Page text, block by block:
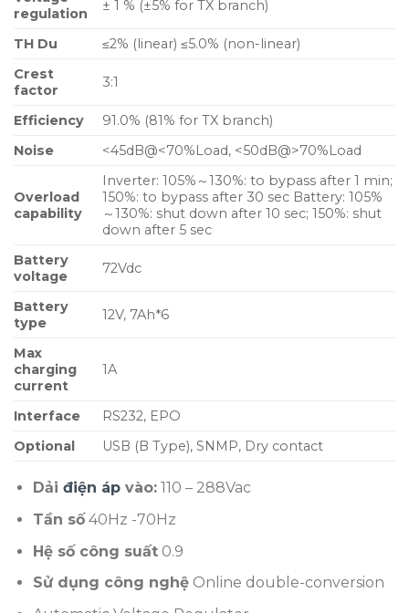
regulation
± 1 % (±5% for TX branch)
TH Du
≤2% (linear) ≤5.0% (non-linear)
Crest
factor
3:1
Efficiency
91.0% (81% for TX branch)
Noise
<45dB@<70%Load, <50dB@>70%Load
Overload
capability
Inverter: 105%～130%: to bypass after 1 min;
150%: to bypass after 30 sec Battery: 105%
～130%: shut down after 10 sec; 150%: shut
down after 5 sec
Battery
voltage
72Vdc
Battery
type
12V, 7Ah*6
Max
charging
current
1A
Interface
RS232, EPO
Optional
USB (B Type), SNMP, Dry contact
Dải điện ápvào:110 – 288Vac
Tần số40Hz -70Hz
Hệ số công suất0.9
Sử dụng công nghệOnline double-conversion